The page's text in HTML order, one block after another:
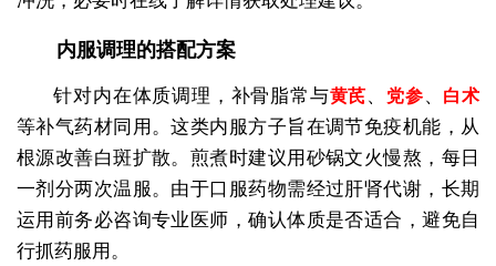
内服调理的搭配方案
针对内在体质调理，补骨脂常与黄芪、 党参、 白术
等补气药材同用。这类内服方子旨在调节免疫机能，从
根源改善白斑扩散。煎煮时建议用砂锅文火慢熬，每日
一剂分两次温服。由于口服药物需经过肝肾代谢，长期
运用前务必咨询专业医师，确认体质是否适合，避免自
行抓药服用。